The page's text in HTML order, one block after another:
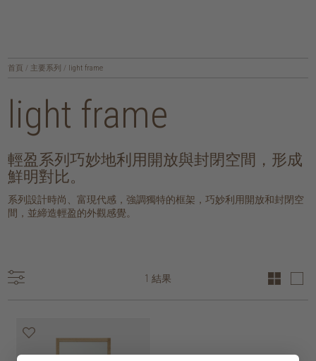
首頁 / 主要系列/ light frame
light frame
輕盈系列巧妙地利用開放與封閉空間，形成
鮮明對比。
系列設計時尚、富現代感，強調獨特的框架，巧妙利用開放和封閉空
間，並締造輕盈的外觀感覺。
1 結果